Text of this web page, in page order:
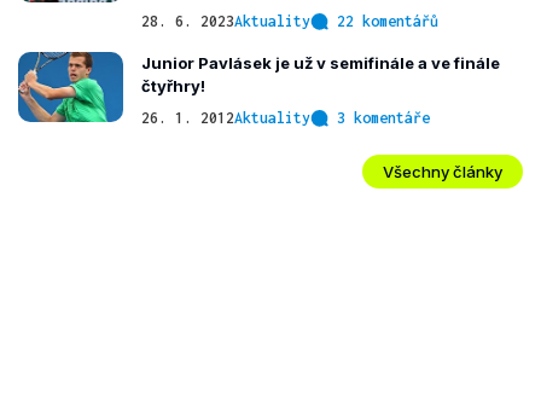
28. 6. 2023Aktuality 22 komentářů
Junior Pavlásek je už v semifinále a ve finále
čtyřhry!
26. 1. 2012Aktuality 3 komentáře
Všechny články